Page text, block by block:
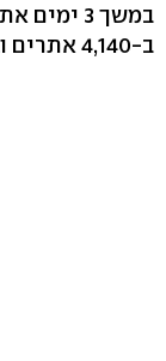
במשך 3
ב-4,140 אתרים ובדק את מצבם של 30,326 עובדים.